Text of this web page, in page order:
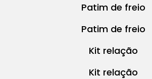
Patim de freio
Patim de freio
Kit relação
Kit relação